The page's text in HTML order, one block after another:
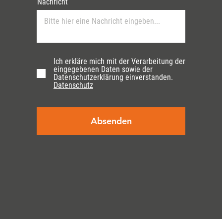
Ich erkläre mich mit der Verarbeitung der
eingegebenen Daten sowie der
Datenschutzerklärung einverstanden.
Datenschutz
Absenden